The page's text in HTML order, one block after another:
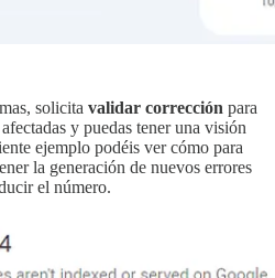
solicita validar corrección para
y puedas tener una visión
ejemplo podéis ver cómo para
la generación de nuevos errores
el número.